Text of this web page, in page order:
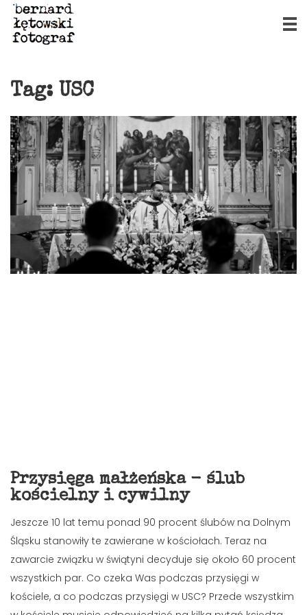
Tag: USC
Przysięga małżeńska - ślub
kościelny i cywilny
Jeszcze 10 lat temu ponad 90 procent ślubów na Dolnym
Śląsku stanowiły te zawierane w kościołach. Teraz na
zawarcie związku w świątyni decyduje się około 60 procent
wszystkich par. Co czeka Was podczas przysięgi w
kościele, a co podczas przysięgi w USC? Przede wszystkim